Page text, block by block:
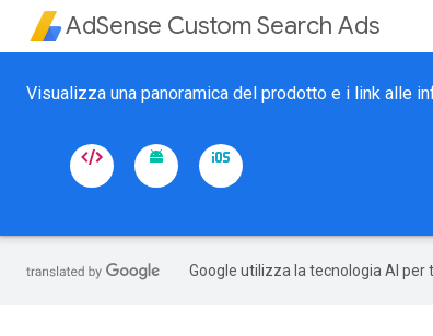
AdSense Custom Search Ads
Visualizza una panoramica del prodotto e i link alle
Google utilizza la tecnologia AI